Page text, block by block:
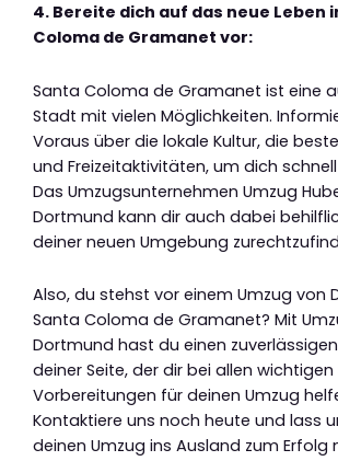
4. Bereite dich auf das neue Leben
Coloma de Gramanet vor:
Santa Coloma de Gramanet ist eine
Stadt mit vielen Möglichkeiten.
Voraus über die lokale Kultur, die
und Freizeitaktivitäten, um dich
Das Umzugsunternehmen Umzug
Dortmund kann dir auch dabei
deiner neuen Umgebung
Also, du stehst vor einem Umzug von
Santa Coloma de Gramanet? Mit
Dortmund hast du einen
deiner Seite, der dir bei allen
Vorbereitungen für deinen Umzug
Kontaktiere uns noch heute und lass
deinen Umzug ins Ausland zum Erfolg